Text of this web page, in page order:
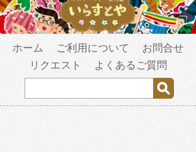
ホーム ご利用について
お問合せ
リクエスト
よくあるご質問